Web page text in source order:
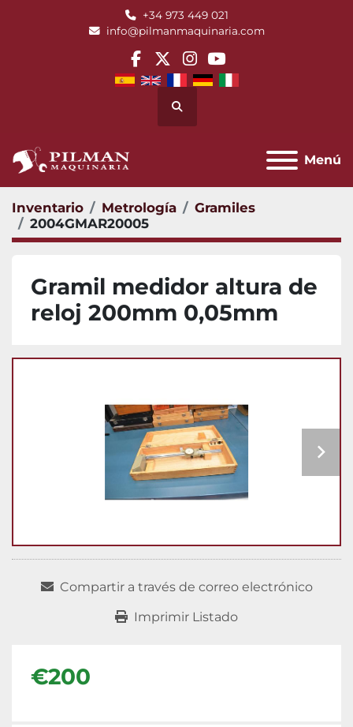
+34 973 449 021
info@pilmanmaquinaria.com
facebook
twitterinstagram
youtube
Buscar
Menú
Inventario Metrología
Gramiles
2004GMAR20005
Gramil medidor altura de
reloj 200mm 0,05mm
Compartir a través de correo electrónico
Imprimir Listado
€200